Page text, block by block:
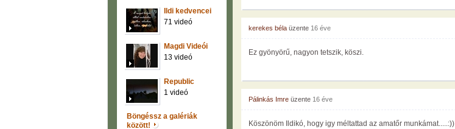
Ildi kedvencei
71 videó
Magdi Videói
13 videó
Republic
1 videó
Böngéssz a galériák
között!
kerekes béla üzente 16 éve
Ez gyönyörű, nagyon tetszik, köszi.
Pálinkás Imre üzente 16 éve
Köszönöm Ildikó, hogy igy méltattad az amatőr munkámat.....:))